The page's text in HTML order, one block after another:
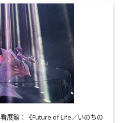
展館：《Future of Life／いのちの